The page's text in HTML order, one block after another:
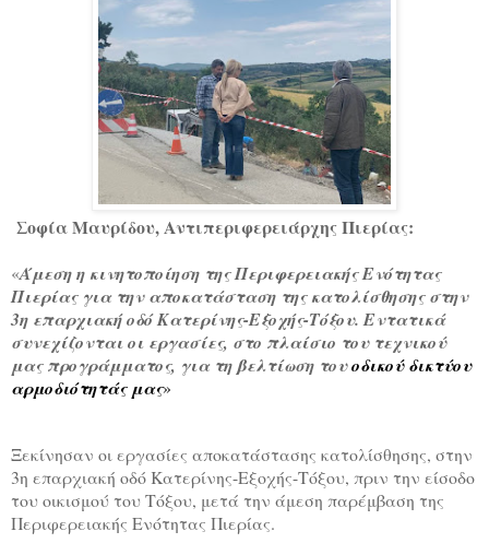
Σοφία Μαυρίδου, Αντιπεριφερειάρχης Πιερίας:
«Άμεση η κινητοποίηση της Περιφερειακής Ενότητας
Πιερίας για την αποκατάσταση της κατολίσθησης στην
3η επαρχιακή οδό Κατερίνης-Εξοχής-Τόξου. Εντατικά
συνεχίζονται οι εργασίες, στο πλαίσιο του τεχνικού
μας προγράμματος, για τη βελτίωση τουοδικού δικτύου
αρμοδιότητάς μας»
Ξεκίνησαν οι εργασίες αποκατάστασης κατολίσθησης, στην
3η επαρχιακή οδό Κατερίνης-Εξοχής-Τόξου, πριν την είσοδο
του οικισμού του Τόξου, μετά την άμεση παρέμβαση της
Περιφερειακής Ενότητας Πιερίας.